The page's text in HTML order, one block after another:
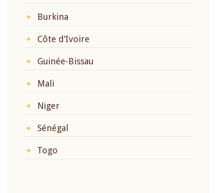
Burkina
Côte d’Ivoire
Guinée-Bissau
Mali
Niger
Sénégal
Togo